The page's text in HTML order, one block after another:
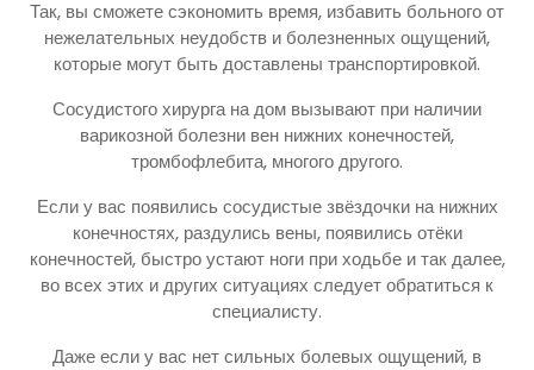
Так, вы сможете сэкономить время, избавить больного от
нежелательных неудобств и болезненных ощущений,
которые могут быть доставлены транспортировкой.
Сосудистого хирурга на дом вызывают при наличии
варикозной болезни вен нижних конечностей,
тромбофлебита, многого другого.
Если у вас появились сосудистые звёздочки на нижних
конечностях, раздулись вены, появились отёки
конечностей, быстро устают ноги при ходьбе и так далее,
во всех этих и других ситуациях следует обратиться к
специалисту.
Даже если у вас нет сильных болевых ощущений, в